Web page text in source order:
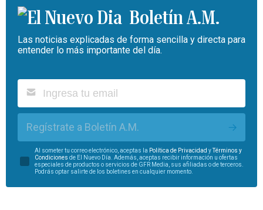
Boletín A.M.
Las noticias explicadas de forma sencilla y directa para
entender lo más importante del día.
Regístrate a Boletín A.M.
Al someter tu correo electrónico, aceptas la Política de Privacidad yTérminos y
Condiciones de El Nuevo Día. Además, aceptas recibir información u ofertas
especiales de productos o servicios de GFR Media, sus afiliadas o de terceros.
Podrás optar salirte de los boletines en cualquier momento.